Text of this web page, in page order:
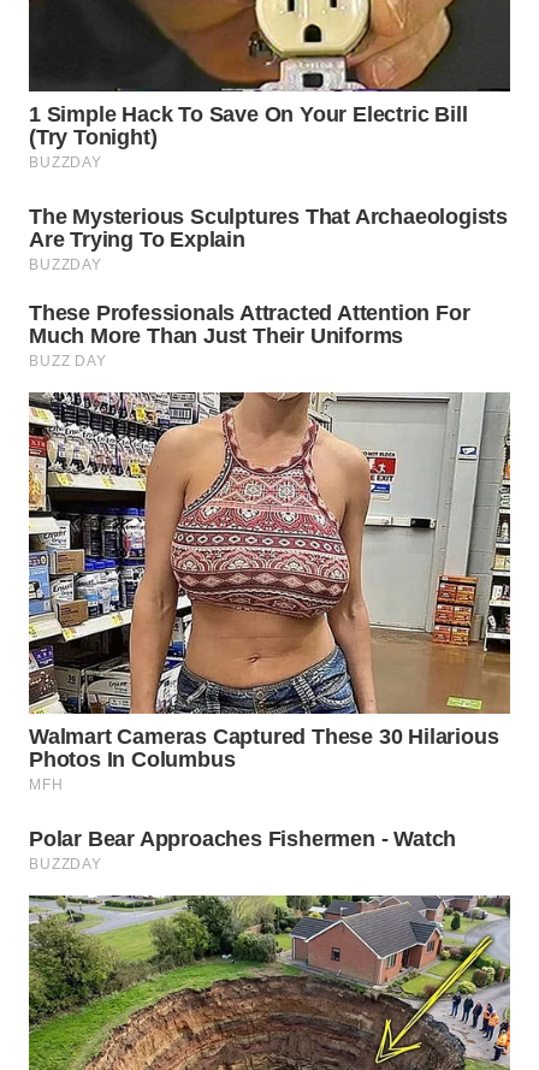
WN
LAWAS
SUMEDANG
WN
CIANJUR
WN
KEPULAUAN
SERIBU
WN
TANGERANG
WN
BINJAI
WN
CIREBON
WN
INDRAMAYU
WN
KUNINGAN
WN
MAJALENGKA